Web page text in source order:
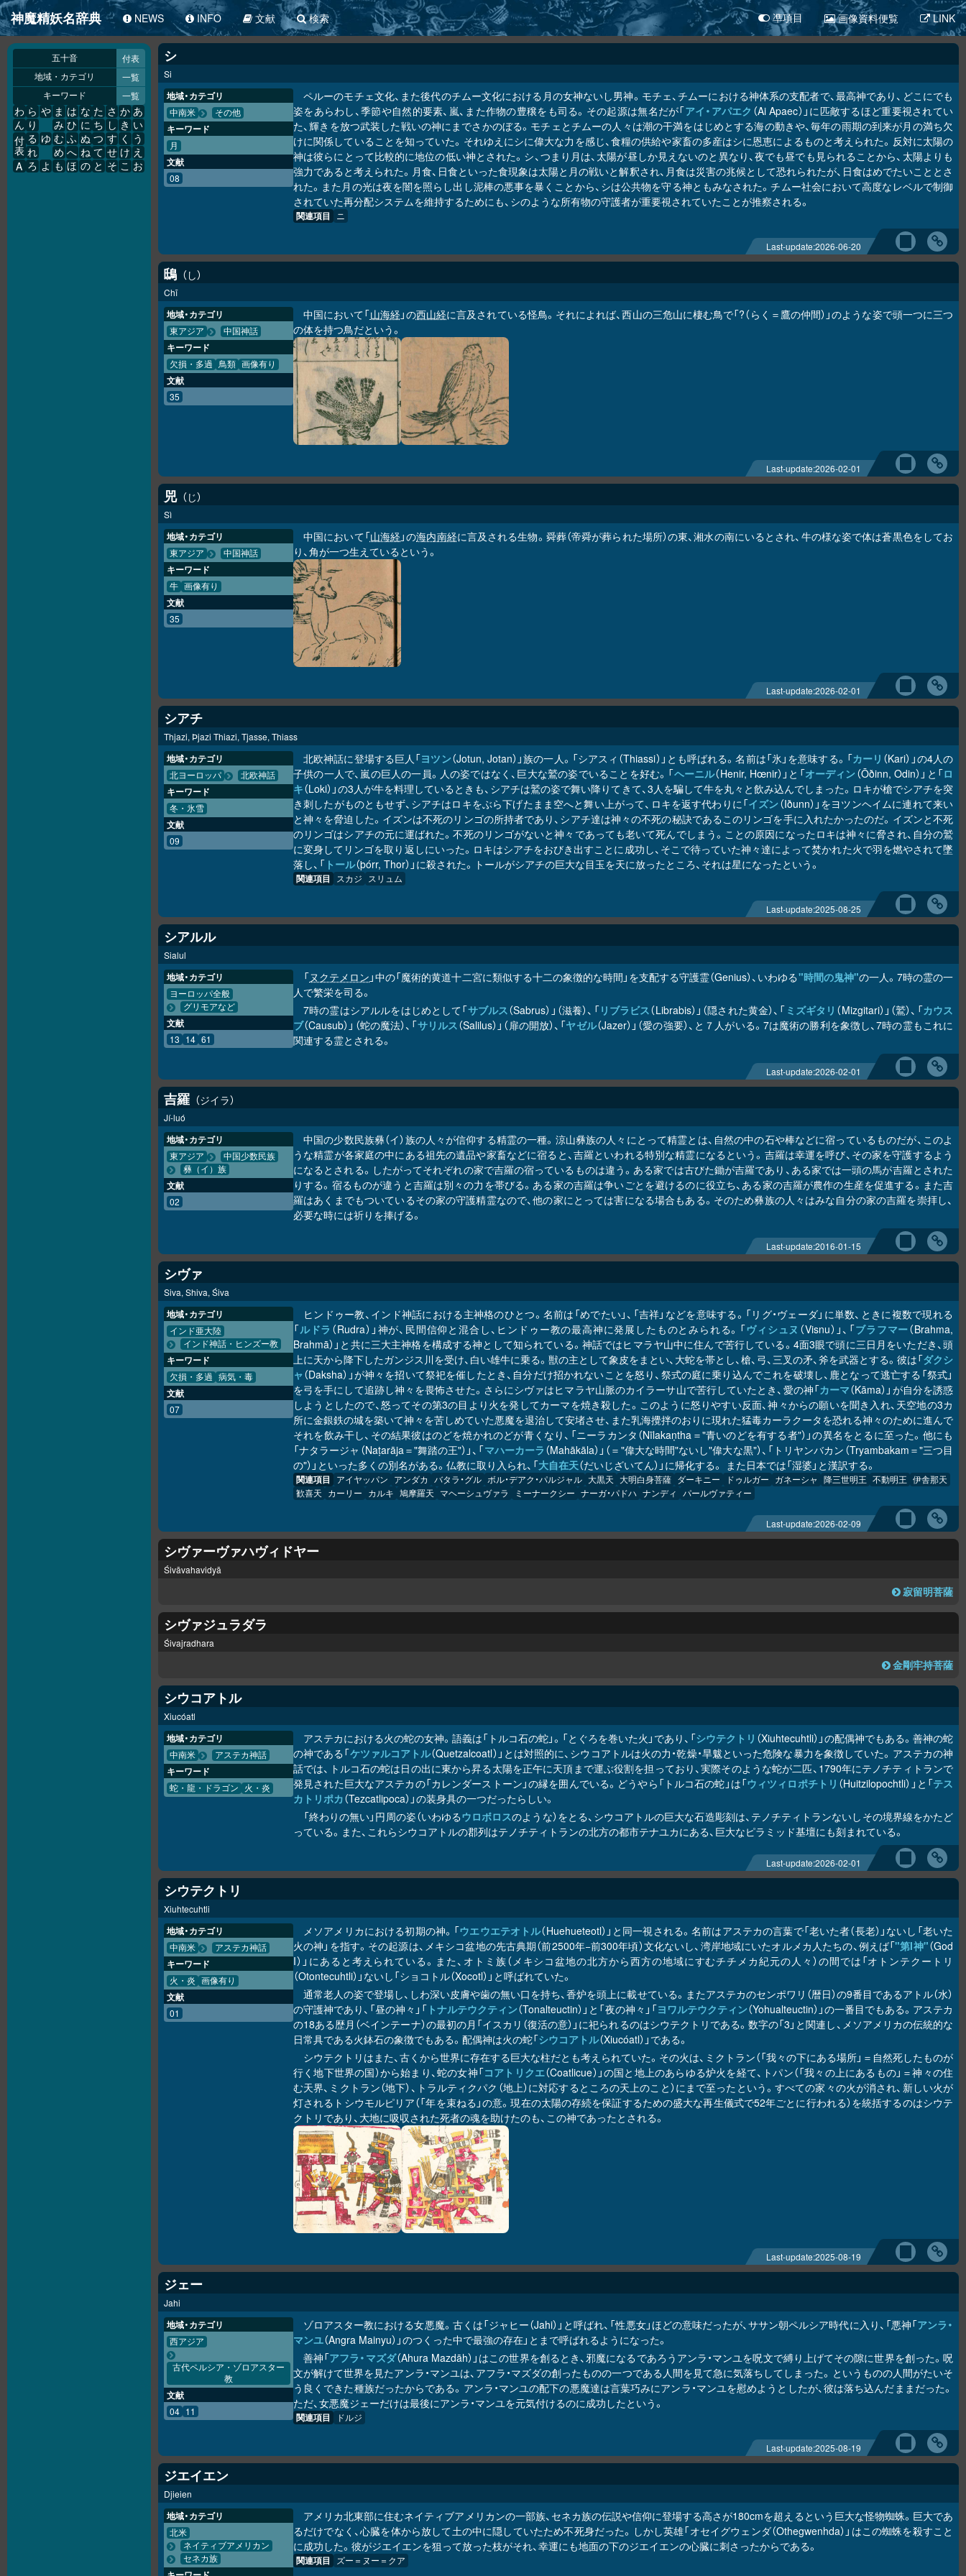
神魔精妖名辞典 NEWS INFO 文献 検索 凖項目 画像資料便覧 LINK
五十音 付表
地域・カテゴリ 一覧
キーワード 一覧
あ
い
う
え
お
か
き
く
け
こ
さ
し
す
せ
そ
た
ち
つ
て
と
な
に
ぬ
ね
の
は
ひ
ふ
へ
ほ
ま
み
む
め
も
や
ゆ
よ
ら
り
る
れ
ろ
わ
ん
付
表
A
シ
Si
ペルーのモチェ文化、また後代のチムー文化における月の女神ないし男神。モチェ、チムーにおける神体系の支配者で、最高神であり、どこにでも
姿をあらわし、季節や自然的要素、嵐、また作物の豊穣をも司る。その起源は無名だが「アイ・アパエク （Ai Apaec）」に匹敵するほど重要視されてい
た、輝きを放つ武装した戦いの神にまでさかのぼる。モチェとチムーの人々は潮の干満をはじめとする海の動きや、毎年の雨期の到来が月の満ち欠
けに関係していることを知っていた。それゆえにシに偉大な力を感じ、食糧の供給や家畜の多産はシに恩恵によるものと考えられた。反対に太陽の
神は彼らにとって比較的に地位の低い神とされた。シ、つまり月は、太陽が昼しか見えないのと異なり、夜でも昼でも見られることから、太陽よりも
強力であると考えられた。月食、日食といった食現象は太陽と月の戦いと解釈され、月食は災害の兆候として恐れられたが、日食はめでたいこととさ
れた。また月の光は夜を闇を照らし出し泥棒の悪事を暴くことから、シは公共物を守る神ともみなされた。チムー社会において高度なレベルで制御
されていた再分配システムを維持するためにも、シのような所有物の守護者が重要視されていたことが推察される。
関連項目 ニ
地域・カテゴリ
中南米 その他
キーワード
月
文献
08
Last-update:2026-06-20
鴟 し
Chī
中国において「山海経 」の西山経に言及されている怪鳥。それによれば、西山の三危山に棲む鳥で「?（らく＝鷹の仲間）」のような姿で頭一つに三つ
の体を持つ鳥だという。
地域・カテゴリ
東アジア 中国神話
キーワード
欠損・多過 鳥類 画像有り
文献
35
Last-update:2026-02-01
兕 じ
Sì
中国において「山海経 」の海内南経に言及される生物。舜葬（帝舜が葬られた場所）の東、湘水の南にいるとされ、牛の様な姿で体は蒼黒色をしてお
り、角が一つ生えているという。
地域・カテゴリ
東アジア 中国神話
キーワード
牛 画像有り
文献
35
Last-update:2026-02-01
シアチ
Thjazi, Þjazi Thiazi, Tjasse, Thiass
北欧神話に登場する巨人「ヨツン（Jotun, Jotan）」族の一人。「シアスィ（Thiassi）」とも呼ばれる。名前は「氷」を意味する。「カーリ （Kari）」の4人の
子供の一人で、嵐の巨人の一員。人の姿ではなく、巨大な鷲の姿でいることを好む。「ヘーニル（Henir, Hœnir）」と「オーディン （Ōðinn, Odin）」と「ロ
キ（Loki）」の3人が牛を料理しているときも、シアチは鷲の姿で舞い降りてきて、3人を騙して牛を丸々と飲み込んでしまった。ロキが槍でシアチを突
き刺したがものともせず、シアチはロキをぶら下げたまま空へと舞い上がって、ロキを返す代わりに「イズン （Iðunn）」をヨツンヘイムに連れて来い
と神々を脅迫した。イズンは不死のリンゴの所持者であり、シアチ達は神々の不死の秘訣であるこのリンゴを手に入れたかったのだ。イズンと不死
のリンゴはシアチの元に運ばれた。不死のリンゴがないと神々であっても老いて死んでしまう。ことの原因になったロキは神々に脅され、自分の鷲
に変身してリンゴを取り返しにいった。ロキはシアチをおびき出すことに成功し、そこで待っていた神々達によって焚かれた火で羽を燃やされて墜
落し、「 トール（þórr, Thor）」に殺された。トールがシアチの巨大な目玉を天に放ったところ、それは星になったという。
関連項目 スカジ スリュム
地域・カテゴリ
北ヨーロッパ 北欧神話
キーワード
冬・氷雪
文献
09
Last-update:2025-08-25
シアルル
Sialul
「ヌクテメロン 」中の「魔術的黄道十二宮に類似する十二の象徴的な時間」を支配する守護霊（Genius）、いわゆる"時間の鬼神"の一人。7時の霊の一
人で繁栄を司る。
7時の霊はシアルルをはじめとして「サブルス（Sabrus）」（滋養）、「リブラビス（Librabis）」（隠された黄金）、「 ミズギタリ （Mizgitari）」（鷲）、「カウス
ブ（Causub）」（蛇の魔法）、「サリルス（Salilus）」（扉の開放）、「ヤゼル（Jazer）」（愛の強要）、と７人がいる。7は魔術の勝利を象徴し、7時の霊もこれに
関連する霊とされる。
地域・カテゴリ
ヨーロッパ全般
グリモアなど
文献
13 14 61
Last-update:2026-02-01
吉羅 ジイラ
Jí-luó
中国の少数民族彝（イ）族の人々が信仰する精霊の一種。涼山彝族の人々にとって精霊とは、自然の中の石や棒などに宿っているものだが、このよ
うな精霊が各家庭の中にある祖先の遺品や家畜などに宿ると、吉羅といわれる特別な精霊になるという。吉羅は幸運を呼び、その家を守護するよう
になるとされる。したがってそれぞれの家で吉羅の宿っているものは違う。ある家では古びた鋤が吉羅であり、ある家では一頭の馬が吉羅とされた
りする。宿るものが違うと吉羅は別々の力を帯びる。ある家の吉羅は争いごとを避けるのに役立ち、ある家の吉羅が農作の生産を促進する。また吉
羅はあくまでもついているその家の守護精霊なので、他の家にとっては害になる場合もある。そのため彝族の人々はみな自分の家の吉羅を崇拝し、
必要な時には祈りを捧げる。
地域・カテゴリ
東アジア
中国少数民族
彝（イ）族
文献
02
Last-update:2016-01-15
シヴァ
Siva, Shiva, Śiva
ヒンドゥー教、インド神話における主神格のひとつ。名前は「めでたい」、「吉祥」などを意味する。「リグ・ヴェーダ」に単数、ときに複数で現れる
「ルドラ （Rudra）」神が、民間信仰と混合し、ヒンドゥー教の最高神に発展したものとみられる。「ヴィシュヌ （Visnu）」、「ブラフマー（Brahma,
Brahmā）」と共に三大主神格を構成する神として知られている。神話ではヒマラヤ山中に住んで苦行している。4面3眼で頭に三日月をいただき、頭
上に天から降下したガンジス川を受け、白い雄牛に乗る。獣の主として象皮をまとい、大蛇を帯とし、槍、弓、三叉の矛、斧を武器とする。彼は「ダクシ
ャ（Daksha）」が神々を招いて祭祀を催したとき、自分だけ招かれないことを怒り、祭式の庭に乗り込んでこれを破壊し、鹿となって逃亡する「祭式」
を弓を手にして追跡し神々を畏怖させた。さらにシヴァはヒマラヤ山脈のカイラーサ山で苦行していたとき、愛の神「カーマ（Kāma）」が自分を誘惑
しようとしたので、怒ってその第3の目より火を発してカーマを焼き殺した。このように怒りやすい反面、神々からの願いを聞き入れ、天空地の3カ
所に金銀鉄の城を築いて神々を苦しめていた悪魔を退治して安堵させ、また乳海攪拌のおりに現れた猛毒カーラクータを恐れる神々のために進んで
それを飲み干し、その結果彼はのどを焼かれのどが青くなり、「ニーラカンタ（Nīlakaṇtha＝"青いのどを有する者"）」の異名をとるに至った。他にも
「ナタラージャ（Naṭarāja＝"舞踏の王"）」、「マハーカーラ （Mahākāla）」（＝"偉大な時間"ないし"偉大な黒"）、「トリヤンバカン（Tryambakam＝"三つ目
の"）」といった多くの別名がある。仏教に取り入られ、「大自在天（だいじざいてん）」に帰化する。 また日本では「湿婆」と漢訳する。
関連項目 アイヤッパン アンダカ バタラ・グル ボル・デアク・パルジャル 大黒天 大明白身菩薩 ダーキニー ドゥルガー ガネーシャ 降三世明王 不動明王 伊舎那天
歓喜天 カーリー カルキ 鳩摩羅天 マヘーシュヴァラ ミーナークシー ナーガ・パドハ ナンディ パールヴァティー
地域・カテゴリ
インド亜大陸
インド神話・ヒンズー教
キーワード
欠損・多過 病気・毒
文献
07
Last-update:2026-02-09
シヴァーヴァハヴィドヤー
Śivāvahavidyā
寂留明菩薩
シヴァジュラダラ
Śivajradhara
金剛牢持菩薩
シウコアトル
Xiucóatl
アステカにおける火の蛇の女神。語義は「トルコ石の蛇」。「とぐろを巻いた火」であり、「シウテクトリ （Xiuhtecuhtli）」の配偶神でもある。善神の蛇
の神である「ケツァルコアトル（Quetzalcoatl）」とは対照的に、シウコアトルは火の力・乾燥・旱魃といった危険な暴力を象徴していた。アステカの神
話では、トルコ石の蛇は日の出に東から昇る太陽を正午に天頂まで運ぶ役割を担っており、実際そのような蛇が二匹、1790年にテノチティトランで
発見された巨大なアステカの「カレンダーストーン」の縁を囲んでいる。どうやら「トルコ石の蛇」は「ウィツィロポチトリ （Huitzilopochtli）」と「テス
カトリポカ（Tezcatlipoca）」の装身具の一つだったらしい。
「終わりの無い」円周の姿（いわゆるウロボロスのような）をとる、シウコアトルの巨大な石造彫刻は、テノチティトランないしその境界線をかたど
っている。また、これらシウコアトルの郡列はテノチティトランの北方の都市テナユカにある、巨大なピラミッド基壇にも刻まれている。
地域・カテゴリ
中南米 アステカ神話
キーワード
蛇・龍・ドラゴン 火・炎
Last-update:2026-02-01
シウテクトリ
Xiuhtecuhtli
メソアメリカにおける初期の神。「ウエウエテオトル（Huehueteotl）」と同一視される。名前はアステカの言葉で「老いた者（長老）」ないし「老いた
火の神」を指す。その起源は、メキシコ盆地の先古典期（前2500年−前300年頃）文化ないし、湾岸地域にいたオルメカ人たちの、例えば「"第I神"（God
I）」にあると考えられている。また、オトミ族（メキシコ盆地の北方から西方の地域にすむチチメカ紀元の人々）の間では「オトンテクートリ
（Otontecuhtli）」ないし「ショコトル（Xocotl）」と呼ばれていた。
通常老人の姿で登場し、しわ深い皮膚や歯の無い口を持ち、香炉を頭上に載せている。またアステカのセンポワリ（暦日）の9番目であるアトル（水）
の守護神であり、「昼の神々」「 トナルテウクティン（Tonalteuctin）」と「夜の神々」「ヨワルテウクティン（Yohualteuctin）」の一番目でもある。アステカ
の18ある歴月（ベインテーナ）の最初の月「イスカリ（復活の意）」に祀られるのはシウテクトリである。数字の「3」と関連し、メソアメリカの伝統的な
日常具である火鉢石の象徴でもある。配偶神は火の蛇「シウコアトル（Xiucóatl）」である。
シウテクトリはまた、古くから世界に存在する巨大な柱だとも考えられていた。その火は、ミクトラン（「我々の下にある場所」＝自然死したものが
行く地下世界の国）から始まり、蛇の女神「コアトリクエ（Coatlicue）」の国と地上のあらゆる炉火を経て、トパン（「我々の上にあるもの」＝神々の住
む天界、ミクトラン（地下）、トラルティクパク（地上）に対応するところの天上のこと）にまで至ったという。すべての家々の火が消され、新しい火が
灯されるトシウモルピリア（「年を束ねる」の意。現在の太陽の存続を保証するための盛大な再生儀式で52年ごとに行われる）を統括するのはシウテ
クトリであり、大地に吸収された死者の魂を助けたのも、この神であったとされる。
地域・カテゴリ
中南米 アステカ神話
キーワード
火・炎 画像有り
文献
01
Last-update:2025-08-19
ジェー
Jahi
ゾロアスター教における女悪魔。古くは「ジャヒー（Jahi）」と呼ばれ、「性悪女」ほどの意味だったが、ササン朝ペルシア時代に入り、「悪神「アンラ・
マンユ（Angra Mainyu）」のつくった中で最強の存在」とまで呼ばれるようになった。
善神「アフラ・マズダ（Ahura Mazdāh）」はこの世界を創るとき、邪魔になるであろうアンラ・マンユを呪文で縛り上げてその隙に世界を創った。呪
文が解けて世界を見たアンラ・マンユは、アフラ・マズダの創ったものの一つである人間を見て急に気落ちしてしまった。というものの人間がたいそ
う良くできた種族だったからである。アンラ・マンユの配下の悪魔達は言葉巧みにアンラ・マンユを慰めようとしたが、彼は落ち込んだままだった。
ただ、女悪魔ジェーだけは最後にアンラ・マンユを元気付けるのに成功したという。
関連項目 ドルジ
地域・カテゴリ
西アジア
古代ペルシア・ゾロアスター
教
文献
04 11
Last-update:2025-08-19
ジエイエン
Djieien
アメリカ北東部に住むネイティブアメリカンの一部族、セネカ族の伝説や信仰に登場する高さが180cmを超えるという巨大な怪物蜘蛛。巨大であ
るだけでなく、心臓を体から放して土の中に隠していたため不死身だった。しかし英雄「オセイグウェンダ（Othegwenhda）」はこの蜘蛛を殺すこと
に成功した。彼がジエイエンを狙って放った枝がそれ、幸運にも地面の下のジエイエンの心臓に刺さったからである。
関連項目 ズー＝ヌー＝クア
地域・カテゴリ
北米
ネイティブアメリカン
セネカ族